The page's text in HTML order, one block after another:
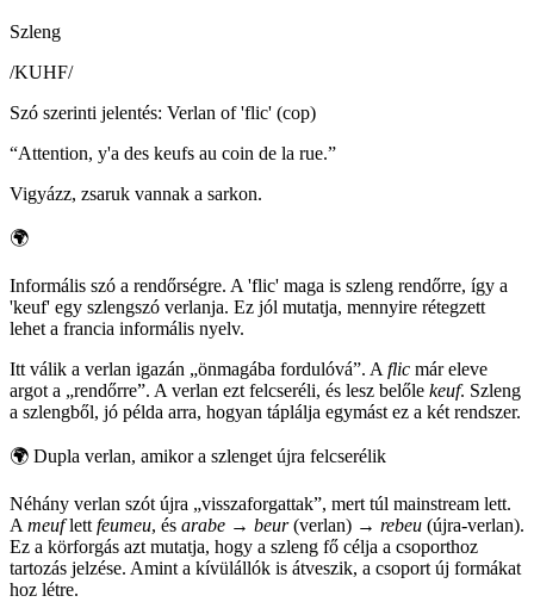
Szleng
/KUHF/
Szó szerinti jelentés: Verlan of 'flic' (cop)
“Attention, y'a des keufs au coin de la rue.”
Vigyázz, zsaruk vannak a sarkon.
🌍
Informális szó a rendőrségre. A 'flic' maga is szleng rendőrre, így a
'keuf' egy szlengszó verlanja. Ez jól mutatja, mennyire rétegzett
lehet a francia informális nyelv.
Itt válik a verlan igazán „önmagába fordulóvá”. A flic már eleve
argot a „rendőrre”. A verlan ezt felcseréli, és lesz belőle keuf. Szleng
a szlengből, jó példa arra, hogyan táplálja egymást ez a két rendszer.
🌍 Dupla verlan, amikor a szlenget újra felcserélik
Néhány verlan szót újra „visszaforgattak”, mert túl mainstream lett.
A meuflett feumeu, és arabe → beur(verlan) → rebeu (újra-verlan).
Ez a körforgás azt mutatja, hogy a szleng fő célja a csoporthoz
tartozás jelzése. Amint a kívülállók is átveszik, a csoport új formákat
hoz létre.